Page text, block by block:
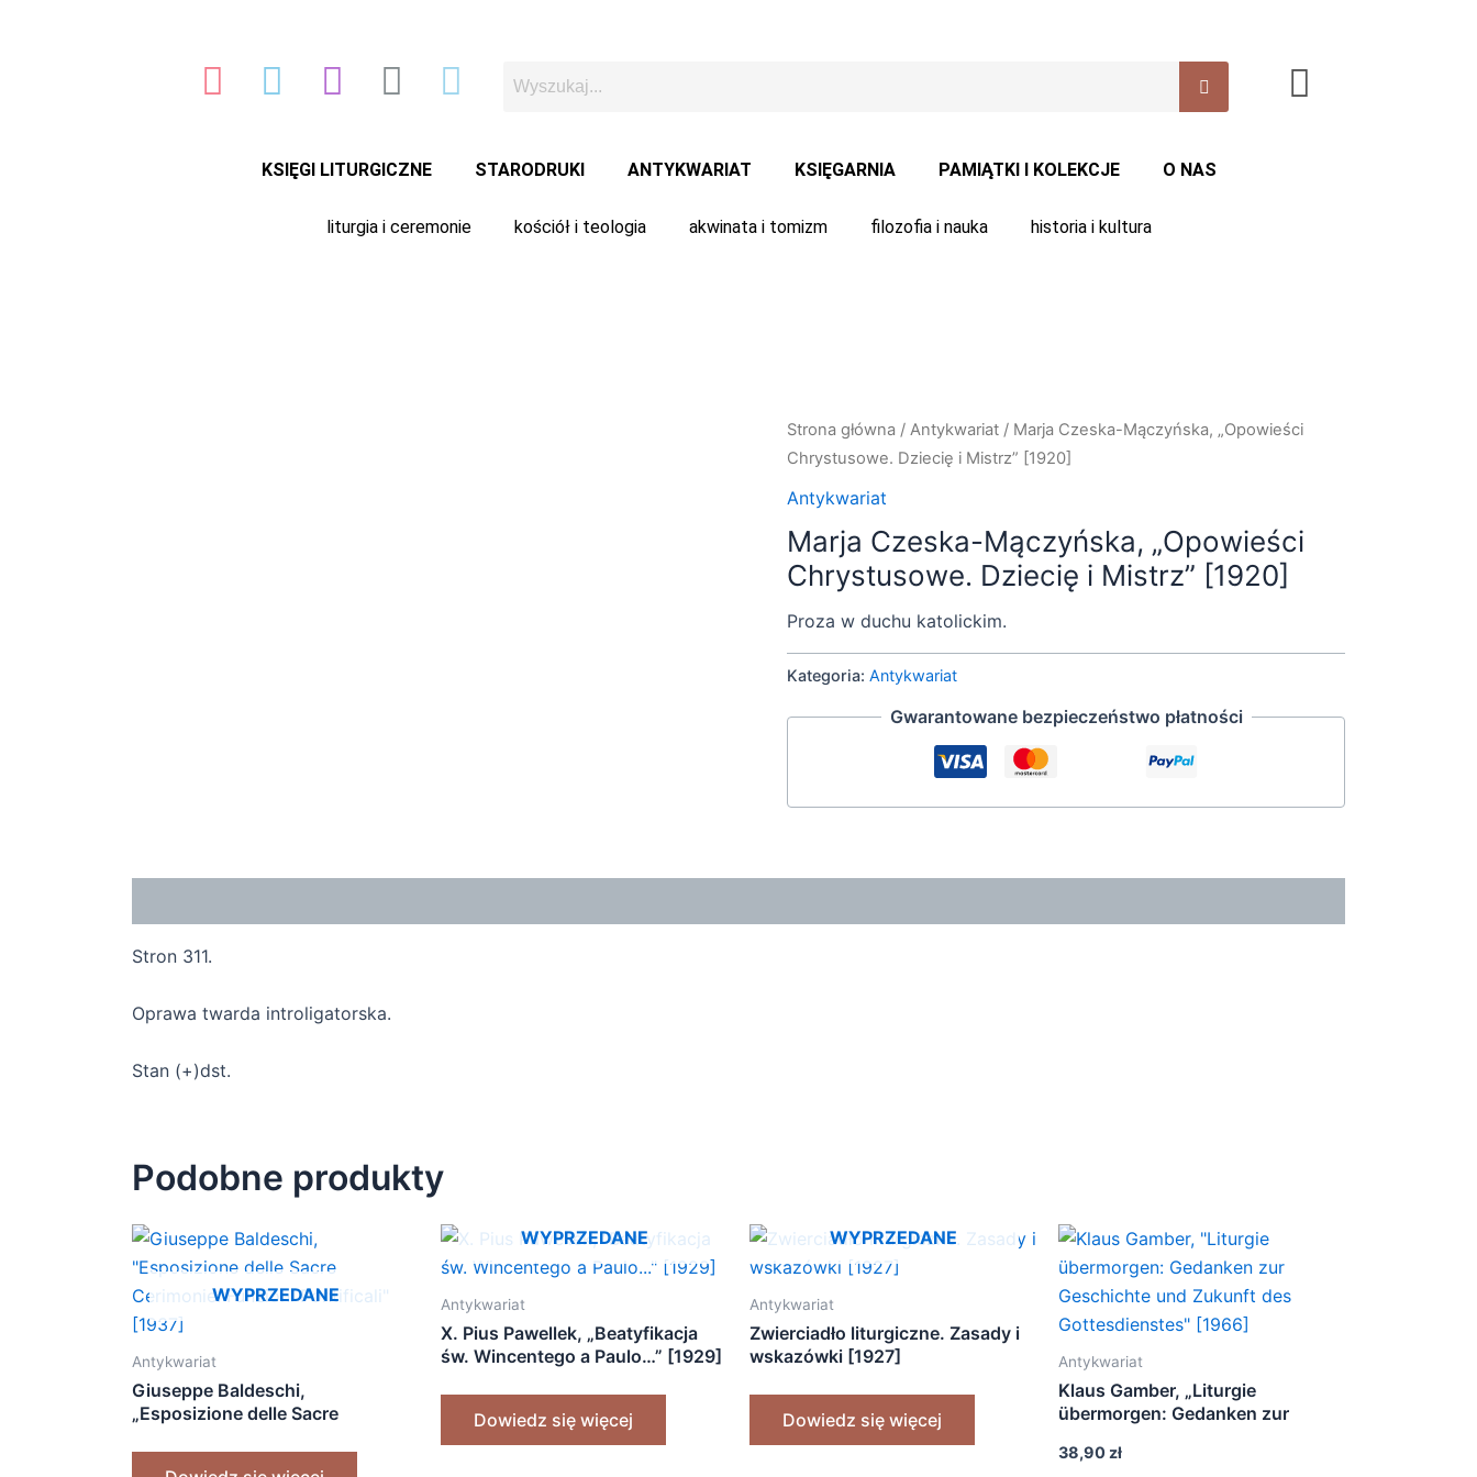
KSIĘGI LITURGICZNE STARODRUKI ANTYKWARIAT KSIĘGARNIA PAMIĄTKI I KOLEKCJE O NAS
liturgia i ceremonie kościół i teologia akwinata i tomizm filozofia i nauka historia i kultura
Strona główna /Antykwariat / Marja Czeska-Mączyńska, „Opowieści
Chrystusowe. Dziecię i Mistrz” [1920]
Antykwariat
Marja Czeska-Mączyńska, „Opowieści
Chrystusowe. Dziecię i Mistrz” [1920]
Proza w duchu katolickim.
Kategoria:Antykwariat
Gwarantowane bezpieczeństwo płatności
Stron 311.
Oprawa twarda introligatorska.
Stan (+)dst.
Podobne produkty
WYPRZEDANE
Antykwariat
Giuseppe Baldeschi,
„Esposizione delle Sacre
[1937]
WYPRZEDANE
Antykwariat
X. Pius Pawellek, „Beatyfikacja
św. Wincentego a Paulo…” [1929]
Dowiedz się więcej
WYPRZEDANE
Antykwariat
Zwierciadło liturgiczne. Zasady i
wskazówki [1927]
Dowiedz się więcej
Antykwariat
Klaus Gamber, „Liturgie
übermorgen: Gedanken zur
Gottesdienstes” [1966]
38,90 zł